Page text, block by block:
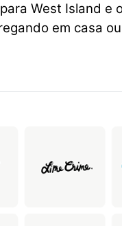
West Island e
em casa